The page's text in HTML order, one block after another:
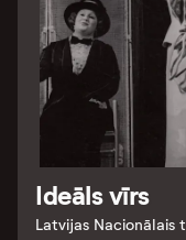
Ideāls vīrs
Latvijas Nacionālais